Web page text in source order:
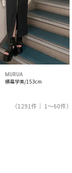
MURUA
横幕学美/153cm
（1291件｜ 1～60件）